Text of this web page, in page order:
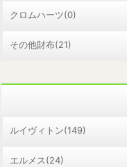
クロムハーツ(0)
その他財布(21)
ルイヴィトン(149)
エルメス(24)